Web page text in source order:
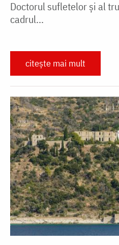
Doctorul sufletelor și al
cadrul...
citește mai mult